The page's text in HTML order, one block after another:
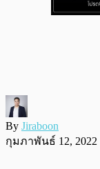
By Jiraboon
กุมภาพันธ์ 12, 2022